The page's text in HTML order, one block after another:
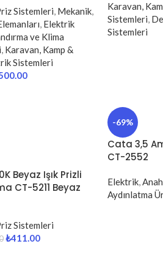
Sistemleri, Mekanik,
, Elektrik
ve Klima
, Karavan, Kamp &
Sistemleri
Karavan,
Sistemleri,
Sistemleri
Beyaz Işık Prizli
CT-5211 Beyaz
Sistemleri
₺411.00
-69%
Cata 3,5
CT-2552
Elektrik,
Aydınlatma